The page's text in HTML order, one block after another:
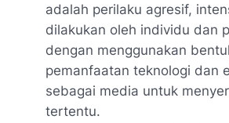
adalah perilaku agresif,
dilakukan oleh individu dan
dengan menggunakan
pemanfaatan teknologi dan
sebagai media untuk
tertentu.